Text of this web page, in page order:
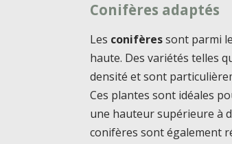
Conifères adaptés
Les conifèressont parmi
haute. Des variétés telles
densité et sont
Ces plantes sont idéales
une hauteur supérieure à
conifères sont également